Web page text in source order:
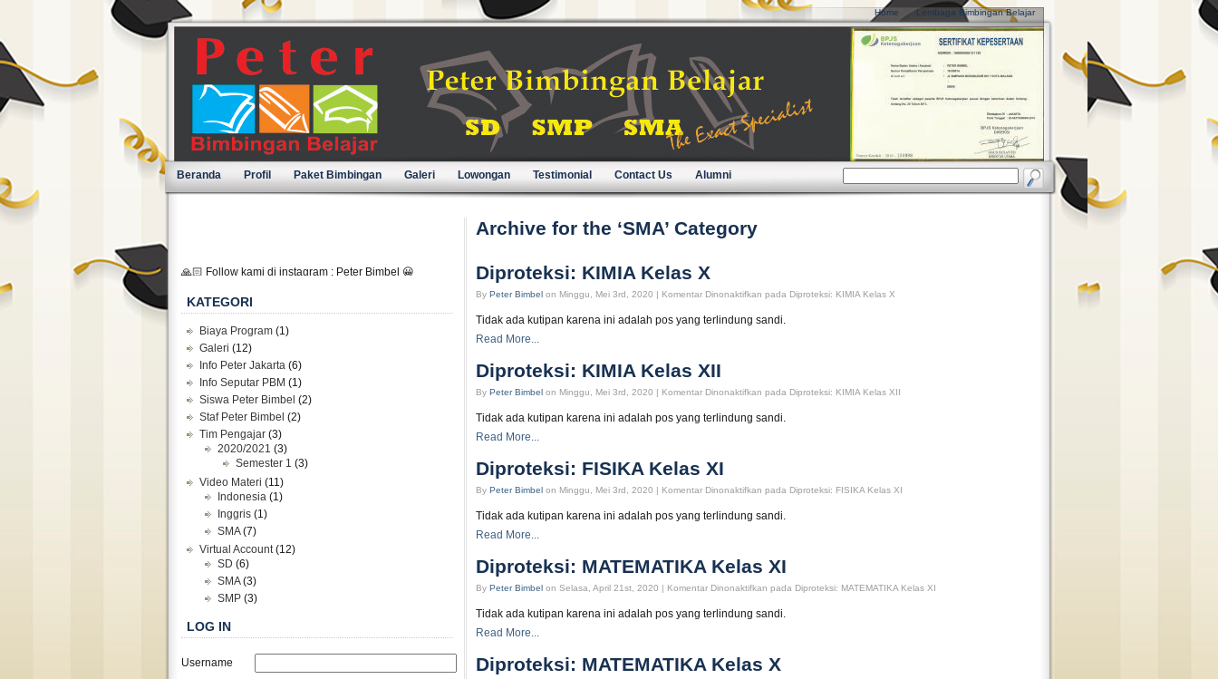
Home Lembaga Bimbingan Belajar
Beranda Profil Paket Bimbingan Galeri Lowongan Testimonial Contact Us Alumni
Archive for the ‘SMA’ Category
Diproteksi: KIMIA Kelas X
By Peter Bimbel on Minggu, Mei 3rd, 2020 | Komentar Dinonaktifkan pada Diproteksi: KIMIA Kelas X
Tidak ada kutipan karena ini adalah pos yang terlindung sandi.
Read More...
Diproteksi: KIMIA Kelas XII
By Peter Bimbel on Minggu, Mei 3rd, 2020 | Komentar Dinonaktifkan pada Diproteksi: KIMIA Kelas XII
Tidak ada kutipan karena ini adalah pos yang terlindung sandi.
Read More...
Diproteksi: FISIKA Kelas XI
By Peter Bimbel on Minggu, Mei 3rd, 2020 | Komentar Dinonaktifkan pada Diproteksi: FISIKA Kelas XI
Tidak ada kutipan karena ini adalah pos yang terlindung sandi.
Read More...
Diproteksi: MATEMATIKA Kelas XI
By Peter Bimbel on Selasa, April 21st, 2020 | Komentar Dinonaktifkan pada Diproteksi: MATEMATIKA Kelas XI
Tidak ada kutipan karena ini adalah pos yang terlindung sandi.
Read More...
Diproteksi: MATEMATIKA Kelas X
🙏🏻 Follow kami di instagram : Peter Bimbel 😀
KATEGORI
Biaya Program (1)
Galeri (12)
Info Peter Jakarta (6)
Info Seputar PBM (1)
Siswa Peter Bimbel (2)
Staf Peter Bimbel (2)
Tim Pengajar (3)
2020/2021 (3)
Semester 1 (3)
Video Materi (11)
Indonesia (1)
Inggris (1)
SMA(7)
Virtual Account(12)
SD (6)
SMA(3)
SMP (3)
LOG IN
Username